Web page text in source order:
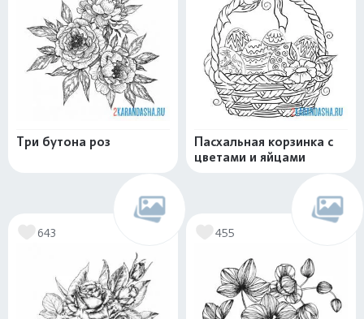
Три бутона роз
Пасхальная корзинка с
цветами и яйцами
643 455